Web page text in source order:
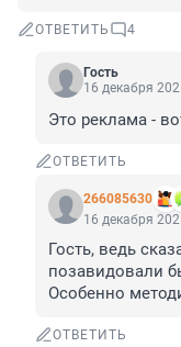
ОТВЕТИТЬ 4
Гость
16 декабря
Это реклама -
ОТВЕТИТЬ
266085630
16 декабря
Гость, ведь
позавидовали
Особенно
ОТВЕТИТЬ